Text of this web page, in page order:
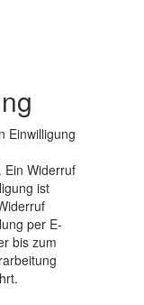
Einwilligung
Ein Widerruf
ist
per E-
bis zum